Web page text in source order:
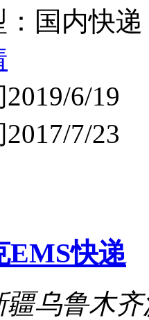
国内快递
6/19
7/23
EMS快递
疆乌鲁木